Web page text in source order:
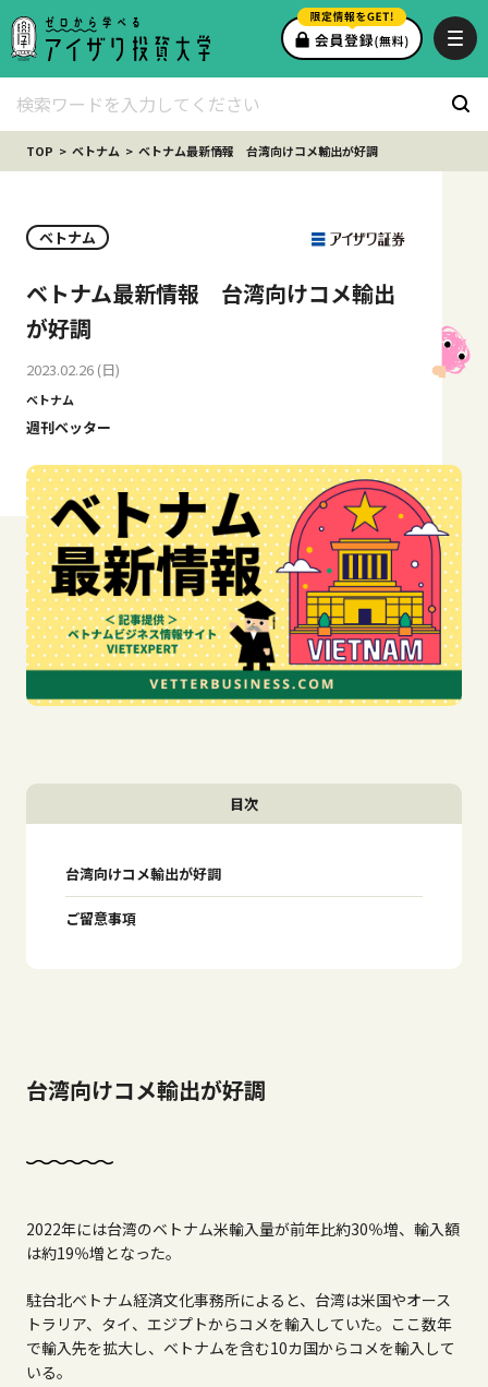
TOP ベトナム ベトナム最新情報 台湾向けコメ輸出が好調
ベトナム
ベトナム最新情報 台湾向けコメ輸出
が好調
2023.02.26 (日)
ベトナム
週刊ベッター
目次
台湾向けコメ輸出が好調
ご留意事項
台湾向けコメ輸出が好調
2022年には台湾のベトナム米輸入量が前年比約30％増、輸入額
は約19％増となった。
駐台北ベトナム経済文化事務所によると、台湾は米国やオース
トラリア、タイ、エジプトからコメを輸入していた。ここ数年
で輸入先を拡大し、ベトナムを含む10カ国からコメを輸入して
いる。